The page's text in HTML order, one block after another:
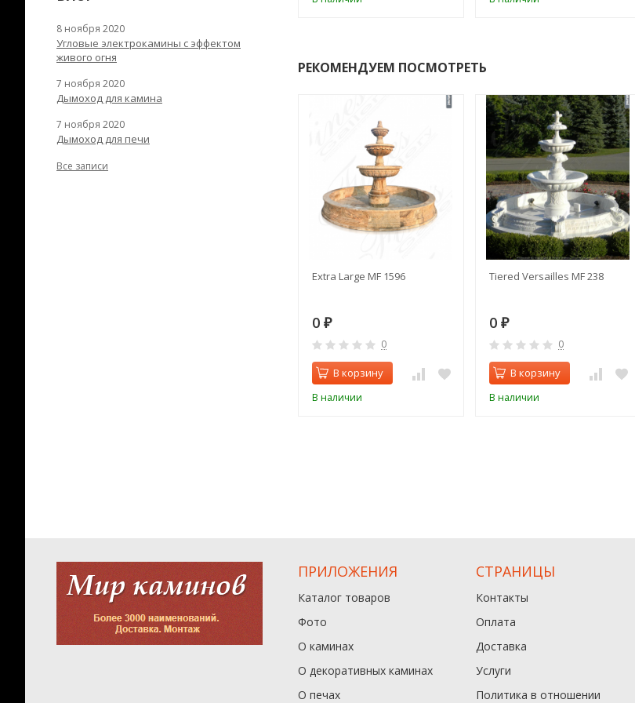
РЕКОМЕНДУЕМ ПОСМОТРЕТЬ
Extra Large MF 1596
0 ₽
0
В корзину
В наличии
Tiered Versailles MF 238
0 ₽
0
В корзину
В наличии
8 ноября 2020
Угловые электрокамины с эффектом
живого огня
7 ноября 2020
Дымоход для камина
7 ноября 2020
Дымоход для печи
Все записи
ПРИЛОЖЕНИЯ
Каталог товаров
Фото
О каминах
О декоративных каминах
О печах
СТРАНИЦЫ
Контакты
Оплата
Доставка
Услуги
Политика в отношении